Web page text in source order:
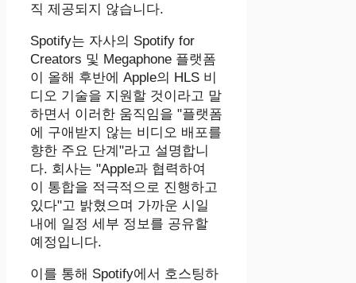
직 제공되지 않습니다.
Spotify는 자사의 Spotify for
Creators 및 Megaphone 플랫폼
이 올해 후반에 Apple의 HLS 비
디오 기술을 지원할 것이라고 말
하면서 이러한 움직임을 "플랫폼
에 구애받지 않는 비디오 배포를
향한 주요 단계"라고 설명합니
다. 회사는 "Apple과 협력하여
이 통합을 적극적으로 진행하고
있다"고 밝혔으며 가까운 시일
내에 일정 세부 정보를 공유할
예정입니다.
이를 통해 Spotify에서 호스팅하